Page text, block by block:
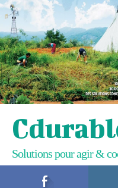
Solutions pour agir &